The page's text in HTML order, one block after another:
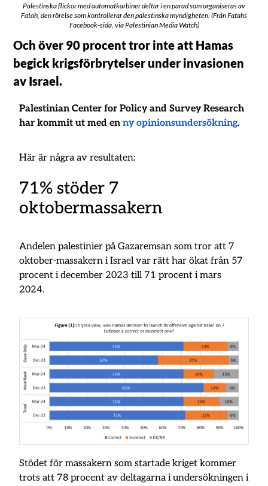
Palestinska flickor med automatkarbiner deltar i en parad som organiseras av
Fatah, den rörelse som kontrollerar den palestinska myndigheten. (Från Fatahs
Facebook-sida, via Palestinian Media Watch)
Och över 90 procent tror inte att Hamas
begick krigsförbrytelser under invasionen
av Israel.
Palestinian Center for Policy and Survey Research
har kommit ut med enny opinionsundersökning.
Här är några av resultaten:
71% stöder 7
oktobermassakern
Andelen palestinier på Gazaremsan som tror att 7
oktober-massakern i Israel var rätt har ökat från 57
procent i december 2023 till 71 procent i mars
2024.
Stödet för massakern som startade kriget kommer
trots att 78 procent av deltagarna i undersökningen i